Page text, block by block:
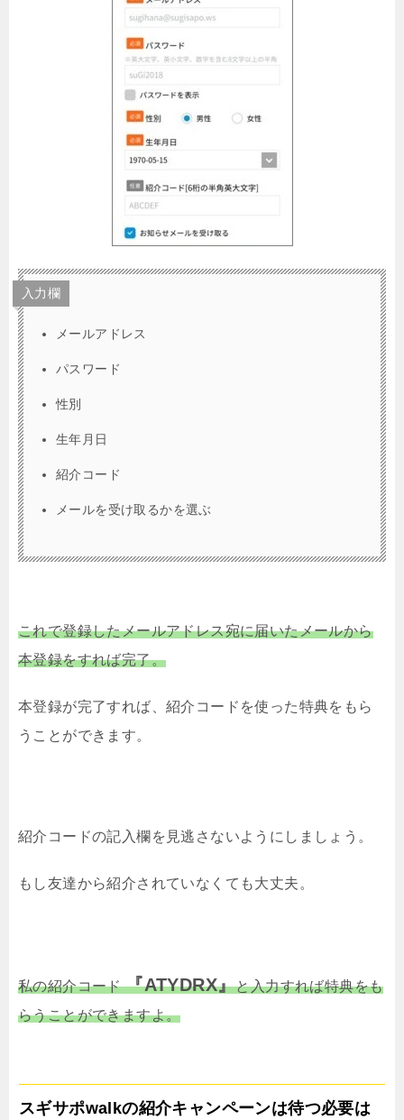
入力欄
メールアドレス
パスワード
性別
生年月日
紹介コード
メールを受け取るかを選ぶ
これで登録したメールアドレス宛に届いたメールから
本登録をすれば完了。
本登録が完了すれば、紹介コードを使った特典をもら
うことができます。
紹介コードの記入欄を見逃さないようにしましょう。
もし友達から紹介されていなくても大丈夫。
私の紹介コード『ATYDRX』と入力すれば特典をも
らうことができますよ。
スギサポwalkの紹介キャンペーンは待つ必要は